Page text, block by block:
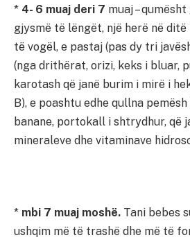
* 4- 6 muaj deri 7 muaj –
gjysmë të lëngët, një herë në
të vogël, e pastaj (pas dy tri
(nga drithërat, orizi, keks i bluar,
karotash që janë burim i mirë i
B), e poashtu edhe qullna
banane, portokall i shtrydhur, që
mineraleve dhe vitaminave
* mbi 7 muaj moshë. Tani bebes
ushqim më të trashë dhe më të